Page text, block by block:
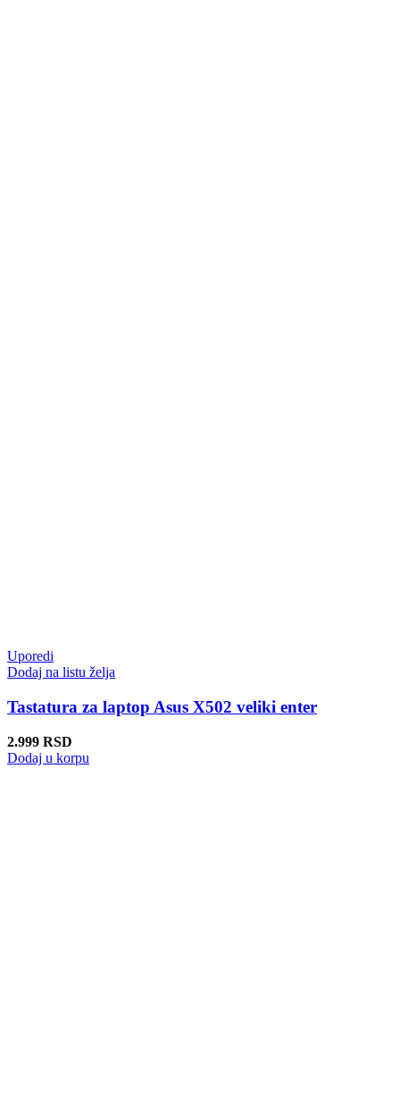
Uporedi
Dodaj na listu želja
Tastatura za laptop Asus X502 veliki enter
2.999 RSD
Dodaj u korpu